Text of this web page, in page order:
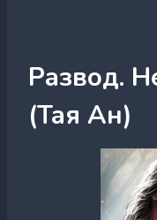
Развод.
(Тая Ан)